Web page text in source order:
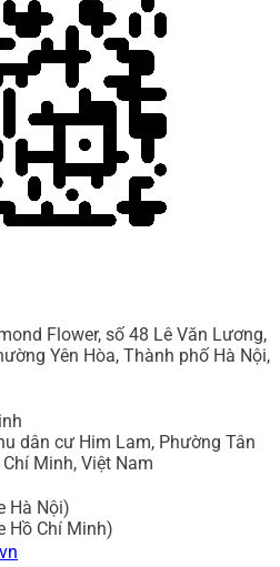
Flower, số 48 Lê Văn Lương,
Yên Hòa, Thành phố Hà Nội,
dân cư Him Lam, Phường Tân
Minh, Việt Nam
Hà Nội)
Hồ Chí Minh)